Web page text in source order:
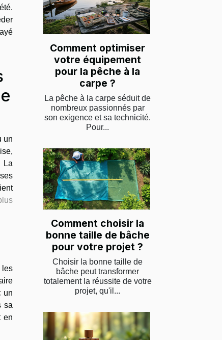
un
La
les
un
sa
en
Comment optimiser
votre équipement
pour la pêche à la
carpe ?
La pêche à la carpe séduit de
nombreux passionnés par
son exigence et sa technicité.
Pour...
Comment choisir la
bonne taille de bâche
pour votre projet ?
Choisir la bonne taille de
bâche peut transformer
totalement la réussite de votre
projet, qu'il...